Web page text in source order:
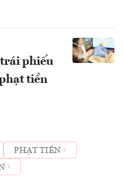
phiếu
tiền
PHẠT TIỀN